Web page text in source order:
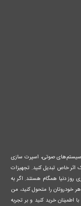
صوتی، اسپرت سازی
خاص تبدیل کنید. تجهیزات
روز دنیا همگام هستند. اگر به
خودروتان را متحول کنید، من
اطمینان خرید کنید و بر تجربه